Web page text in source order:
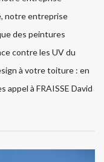
notre entreprise
des peintures
contre les UV du
à votre toiture : en
appel à FRAISSE David